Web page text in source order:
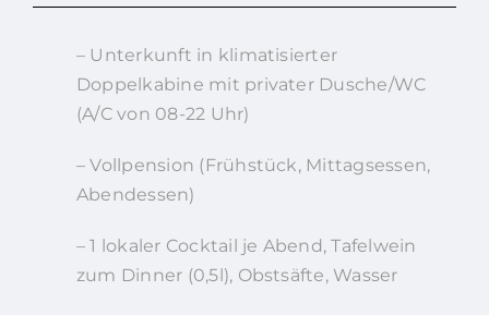
– Unterkunft in klimatisierter
Doppelkabine mit privater Dusche/WC
(A/C von 08-22 Uhr)
– Vollpension (Frühstück, Mittagsessen,
Abendessen)
– 1 lokaler Cocktail je Abend, Tafelwein
zum Dinner (0,5l), Obstsäfte, Wasser